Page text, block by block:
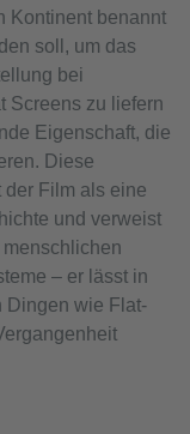
Kontinent benannt
soll, um das
bei
Screens zu liefern
Eigenschaft, die
Diese
der Film als eine
und verweist
– er lässt in
Dingen wie Flat-